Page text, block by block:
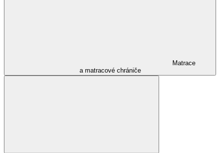
Matrace
a matracové chrániče